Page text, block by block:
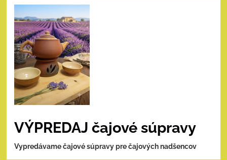
VÝPREDAJ čajové súpravy
Vypredávame čajové súpravy pre čajových nadšencov